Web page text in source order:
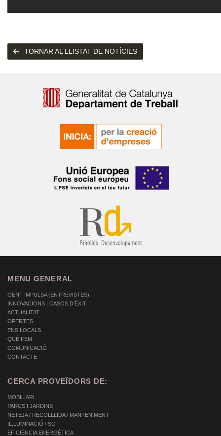
TORNAR AL LLISTAT DE NOTÍCIES
MENU GENERAL
GENT IMPULSA (ENTREVISTES)
INNOVACIONS I CASOS D'ÈXIT
ACTUALITAT
OFERTES
ENS LOCALS
QUÈ FEM
COMUNICACIÓ
CONTACTE
CERCA PROVEÏDORS DE:
MOBILIARI
PARCS I JARDINS
NETEJA / RECOLLLIDA / MANTENIMENT
IL.LUMINACIÓ / SO
EFICIÈNCIA ENERGÈTICA